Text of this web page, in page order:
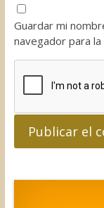
Guardar mi
navegador para